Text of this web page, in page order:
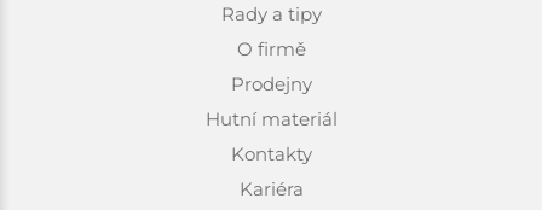
Rady a tipy
O firmě
Prodejny
Hutní materiál
Kontakty
Kariéra